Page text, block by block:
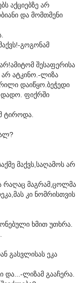
აქციებზე არ
და მომთმენი
გოგონამ
შესაფერისა
ატკინო.-ლიზა
დაიწყო.ბეჭედი
დადო. ფიქრში
ტიროდა.
მაქვს,საღამოს არ
რაღაც მაგრამ,ცოლმა
კი ნომრისთვის
ხმით უთხრა.
გასვლისას ეკა
და...-ლიზამ გააჩერა.